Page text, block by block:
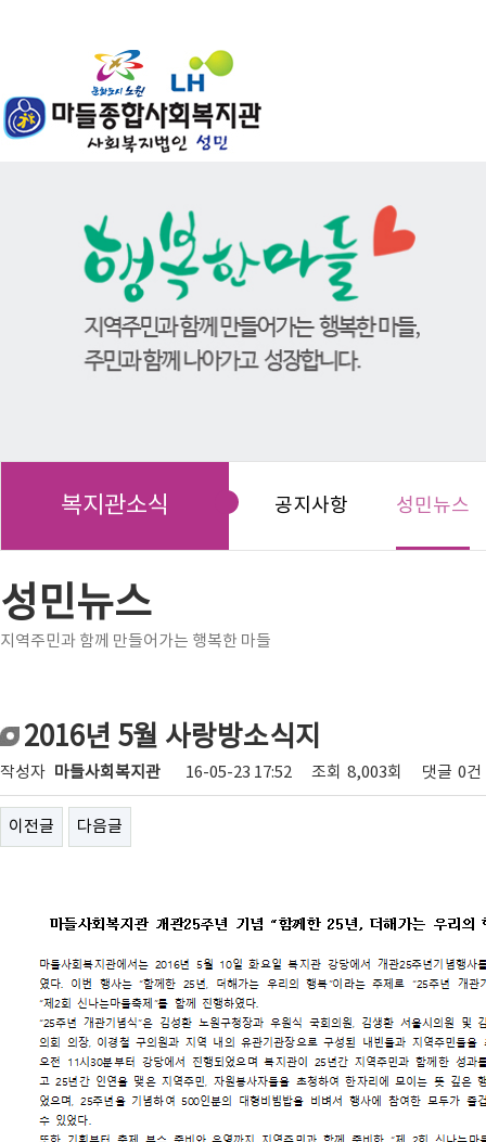
복지관소식 공지사항 성민뉴스
성민뉴스
지역주민과 함께 만들어가는 행복한 마들
2016년 5월 사랑방소식지
작성자 마들사회복지관 16-05-23 17:52 조회 8,003회 댓글 0건
이전글 다음글